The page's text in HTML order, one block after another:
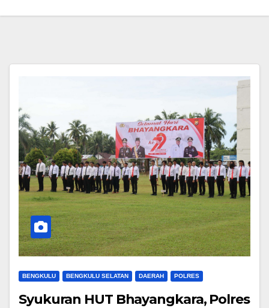
BENGKULU BENGKULU SELATAN DAERAH POLRES
Syukuran HUT Bhayangkara, Polres